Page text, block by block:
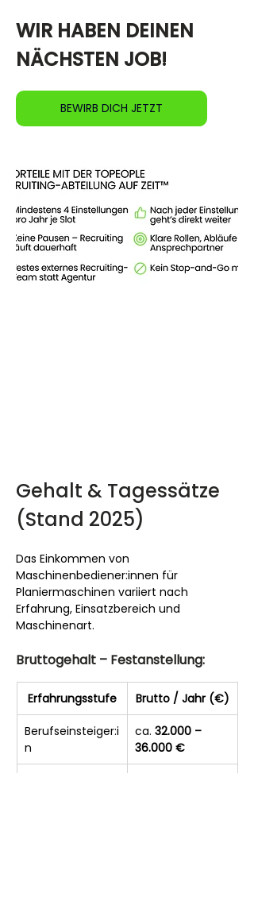
WIR HABEN DEINEN
NÄCHSTEN JOB!
BEWIRB DICH JETZT
Gehalt & Tagessätze
(Stand 2025)
Das Einkommen von
Maschinenbediener:innen für
Planiermaschinen variiert nach
Erfahrung, Einsatzbereich und
Maschinenart.
Bruttogehalt – Festanstellung:
Erfahrungsstufe Brutto / Jahr (€)
Berufseinsteiger:i
n
ca. 32.000 –
36.000 €